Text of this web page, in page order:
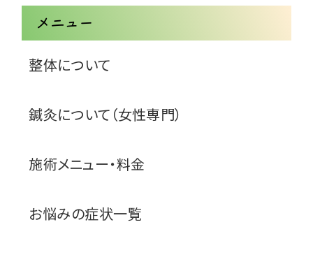
メニュー
整体について
鍼灸について（女性専門）
施術メニュー・料金
お悩みの症状一覧